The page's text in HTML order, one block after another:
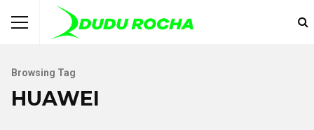
Browsing Tag
HUAWEI